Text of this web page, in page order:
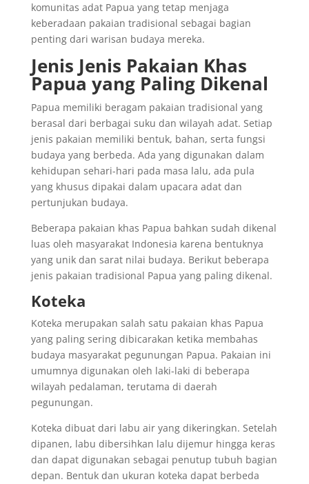
komunitas adat Papua yang tetap menjaga
keberadaan pakaian tradisional sebagai bagian
penting dari warisan budaya mereka.
Jenis Jenis Pakaian Khas
Papua yang Paling Dikenal
Papua memiliki beragam pakaian tradisional yang
berasal dari berbagai suku dan wilayah adat. Setiap
jenis pakaian memiliki bentuk, bahan, serta fungsi
budaya yang berbeda. Ada yang digunakan dalam
kehidupan sehari-hari pada masa lalu, ada pula
yang khusus dipakai dalam upacara adat dan
pertunjukan budaya.
Beberapa pakaian khas Papua bahkan sudah dikenal
luas oleh masyarakat Indonesia karena bentuknya
yang unik dan sarat nilai budaya. Berikut beberapa
jenis pakaian tradisional Papua yang paling dikenal.
Koteka
Koteka merupakan salah satu pakaian khas Papua
yang paling sering dibicarakan ketika membahas
budaya masyarakat pegunungan Papua. Pakaian ini
umumnya digunakan oleh laki-laki di beberapa
wilayah pedalaman, terutama di daerah
pegunungan.
Koteka dibuat dari labu air yang dikeringkan. Setelah
dipanen, labu dibersihkan lalu dijemur hingga keras
dan dapat digunakan sebagai penutup tubuh bagian
depan. Bentuk dan ukuran koteka dapat berbeda